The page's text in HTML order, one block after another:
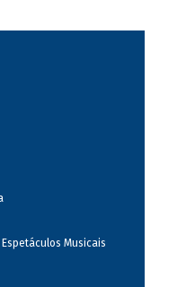
Musicais